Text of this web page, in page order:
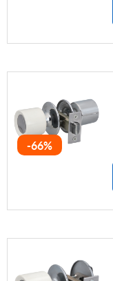
-66%